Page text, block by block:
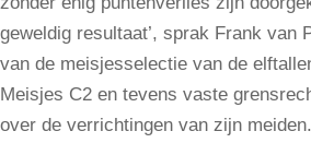
geweldig resultaat’, sprak Frank van
van de meisjesselectie van de
Meisjes C2 en tevens vaste
over de verrichtingen van zijn